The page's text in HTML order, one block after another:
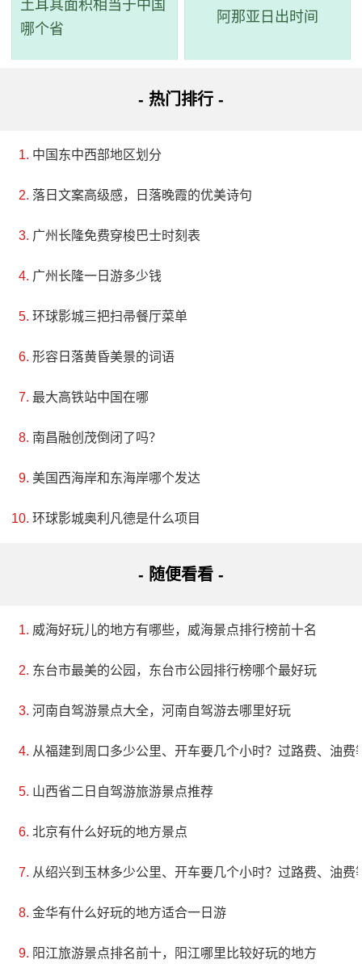
土耳其面积相当于中国
哪个省
阿那亚日出时间
- 热门排行 -
中国东中西部地区划分
落日文案高级感，日落晚霞的优美诗句
广州长隆免费穿梭巴士时刻表
广州长隆一日游多少钱
环球影城三把扫帚餐厅菜单
形容日落黄昏美景的词语
最大高铁站中国在哪
南昌融创茂倒闭了吗？
美国西海岸和东海岸哪个发达
环球影城奥利凡德是什么项目
- 随便看看 -
威海好玩儿的地方有哪些，威海景点排行榜前十名
东台市最美的公园，东台市公园排行榜哪个最好玩
河南自驾游景点大全，河南自驾游去哪里好玩
从福建到周口多少公里、开车要几个小时？过路费、油费
山西省二日自驾游旅游景点推荐
北京有什么好玩的地方景点
从绍兴到玉林多少公里、开车要几个小时？过路费、油费
金华有什么好玩的地方适合一日游
阳江旅游景点排名前十，阳江哪里比较好玩的地方